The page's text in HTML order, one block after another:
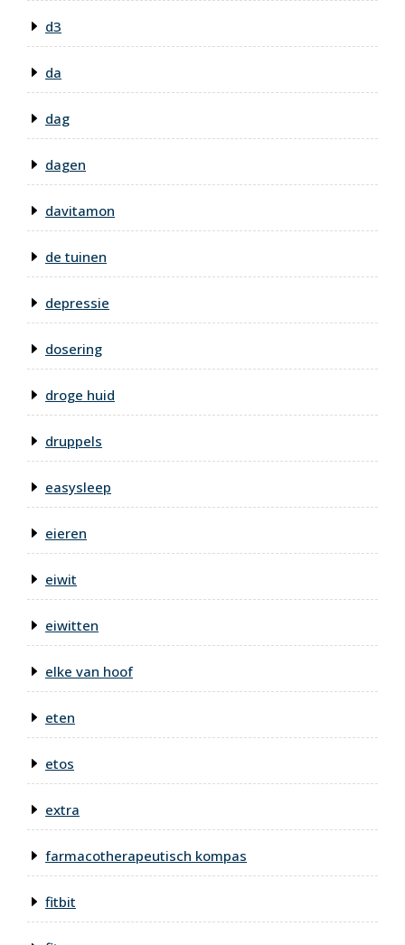
d3
da
dag
dagen
davitamon
de tuinen
depressie
dosering
droge huid
druppels
easysleep
eieren
eiwit
eiwitten
elke van hoof
eten
etos
extra
farmacotherapeutisch kompas
fitbit